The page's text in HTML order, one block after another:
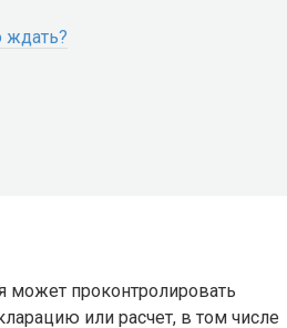
ждать?
может проконтролировать
или расчет, в том числе